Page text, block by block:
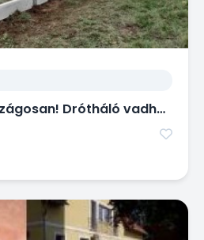
Kerítés építés országosan! Drótháló vadháló drótfonat oszlop kapu